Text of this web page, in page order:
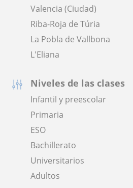
Valencia (Ciudad)
Riba-Roja de Túria
La Pobla de Vallbona
L'Eliana
Niveles de las clases
Infantil y preescolar
Primaria
ESO
Bachillerato
Universitarios
Adultos